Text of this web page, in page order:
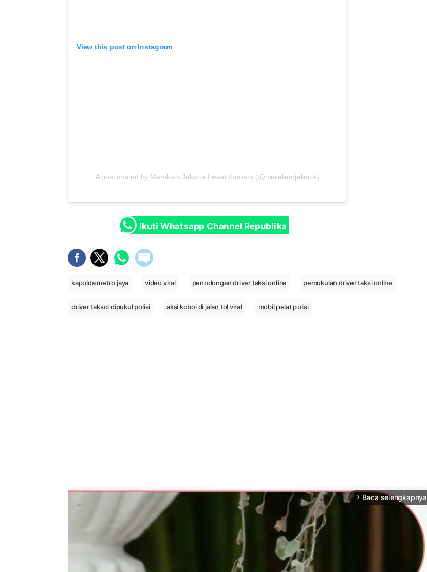
View this post on Instagram
A post shared by Merekam Jakarta Lewat Kamera (@merekamjakarta)
Ikuti Whatsapp Channel Republika
kapolda metro jaya video viral penodongan driver taksi online pemukulan driver taksi online
driver taksol dipukul polisi aksi koboi di jalan tol viral mobil pelat polisi
arrow_forward_ios Baca selengkapnya